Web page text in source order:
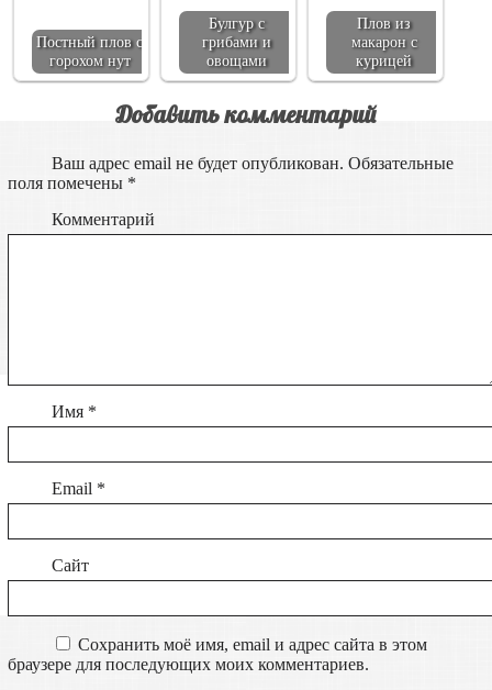
Постный плов с
горохом нут
Булгур с
грибами и
овощами
Плов из
макарон с
курицей
Добавить комментарий
Ваш адрес email не будет опубликован. Обязательные
поля помечены *
Комментарий
Имя *
Email *
Сайт
Сохранить моё имя, email и адрес сайта в этом
браузере для последующих моих комментариев.